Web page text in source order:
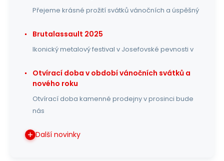
Přejeme krásné prožití svátků vánočních a úspěšný
Brutalassault 2025
Ikonický metalový festival v Josefovské pevnosti v
Otvírací doba v období vánočních svátků a
nového roku
Otvírací doba kamenné prodejny v prosinci bude
nás
Další novinky